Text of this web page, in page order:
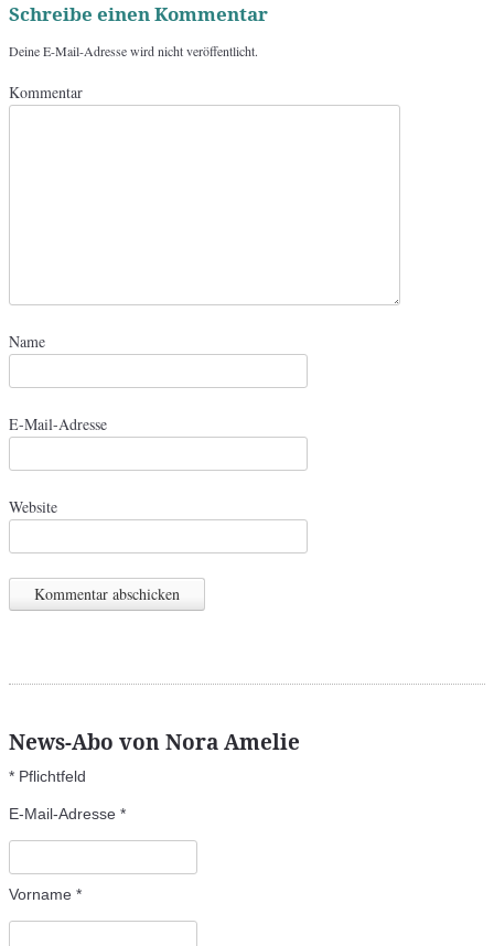
Schreibe einen Kommentar
Deine E-Mail-Adresse wird nicht veröffentlicht.
Kommentar
Name
E-Mail-Adresse
Website
News-Abo von Nora Amelie
* Pflichtfeld
E-Mail-Adresse *
Vorname *